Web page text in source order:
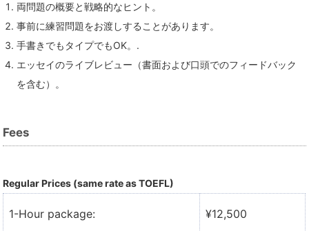
両問題の概要と戦略的なヒント。
事前に練習問題をお渡しすることがあります。
手書きでもタイプでもOK。.
エッセイのライブレビュー（書面および口頭でのフィードバック
を含む）。
Fees
Regular Prices (same rate as TOEFL)
1-Hour package: ¥12,500